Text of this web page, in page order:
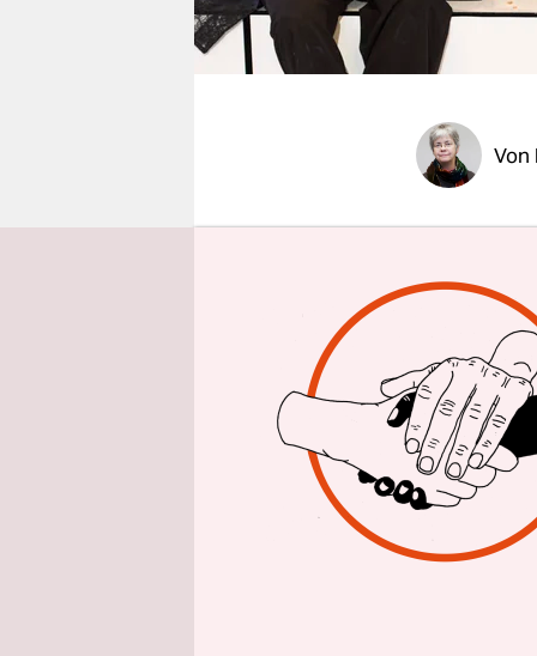
abo
genossenschaft
Von
Draußen,
werden zu
Davon
viel zu
Rente
der
Bakotić,